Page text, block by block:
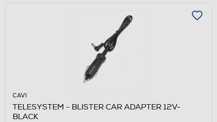
CAVI
TELESYSTEM - BLISTER CAR ADAPTER 12V-
BLACK